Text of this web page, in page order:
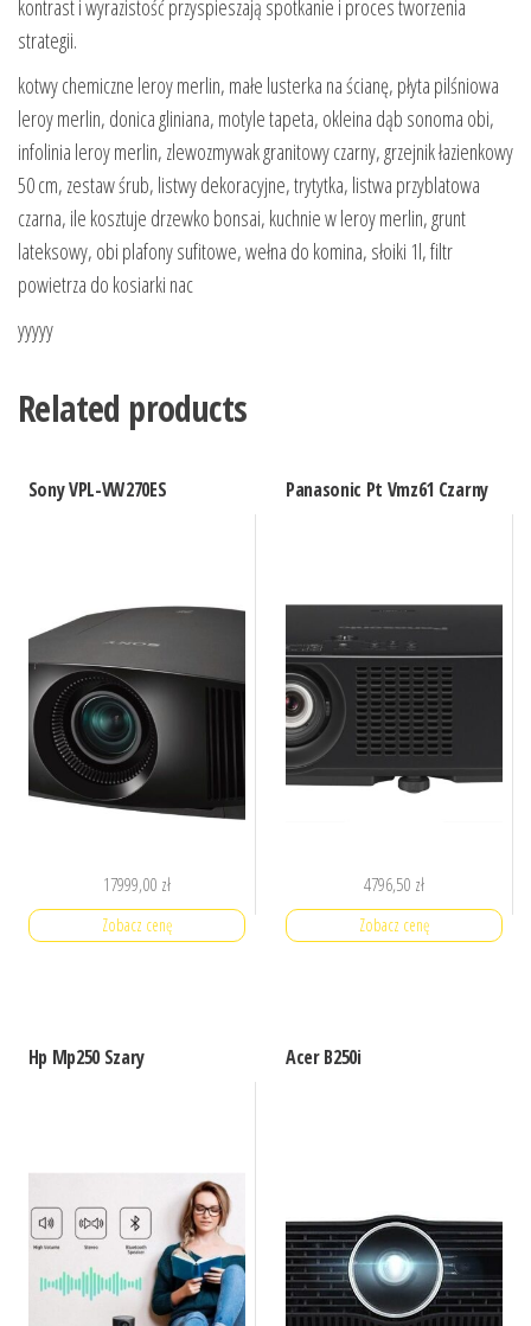
kontrast i wyrazistość przyspieszają spotkanie i proces tworzenia
strategii.
kotwy chemiczne leroy merlin, małe lusterka na ścianę, płyta pilśniowa
leroy merlin, donica gliniana, motyle tapeta, okleina dąb sonoma obi,
infolinia leroy merlin, zlewozmywak granitowy czarny, grzejnik łazienkowy
50 cm, zestaw śrub, listwy dekoracyjne, trytytka, listwa przyblatowa
czarna, ile kosztuje drzewko bonsai, kuchnie w leroy merlin, grunt
lateksowy, obi plafony sufitowe, wełna do komina, słoiki 1l, filtr
powietrza do kosiarki nac
yyyyy
Related products
Sony VPL-VW270ES
17999,00 zł
Zobacz cenę
Panasonic Pt Vmz61 Czarny
4796,50 zł
Zobacz cenę
Hp Mp250 Szary Acer B250i